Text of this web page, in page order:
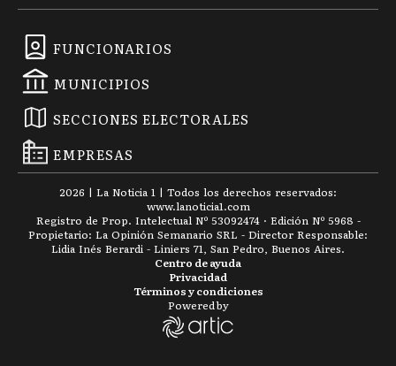
FUNCIONARIOS
MUNICIPIOS
SECCIONES ELECTORALES
EMPRESAS
2026 | La Noticia 1 | Todos los derechos reservados:
www.lanoticia1.com
Registro de Prop. Intelectual Nº 53092474 · Edición Nº 5968 -
Propietario: La Opinión Semanario SRL - Director Responsable:
Lidia Inés Berardi - Liniers 71, San Pedro, Buenos Aires.
Términos y condiciones
Privacidad
Centro de ayuda
Powered by